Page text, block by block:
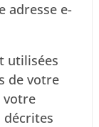
adresse e-
utilisées
de votre
votre
décrites